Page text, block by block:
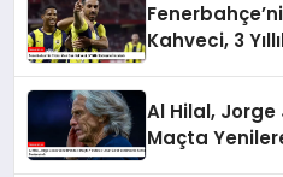
Kahveci, 3
Al Hilal,
Maçta